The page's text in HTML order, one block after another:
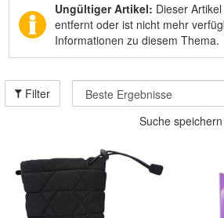
Ungültiger Artikel: Dieser
entfernt oder ist nicht mehr
Informationen zu diesem Thema.
Filter
Suche speichern